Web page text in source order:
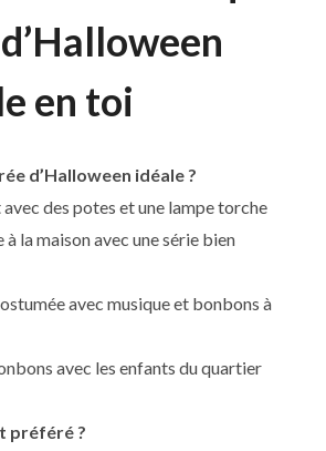
en toi
d’Halloween idéale ?
des potes et une lampe torche
la maison avec une série bien
avec musique et bonbons à
avec les enfants du quartier
préféré ?